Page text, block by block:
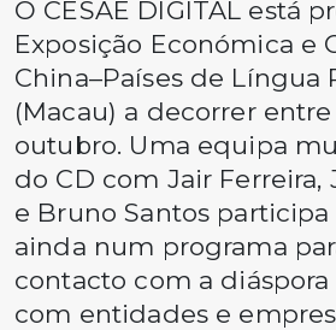
O CESAE DIGITAL está
Exposição Económica e
China–Países de Língua
(Macau) a decorrer entre
outubro. Uma equipa
do CD com Jair Ferreira,
e Bruno Santos
ainda num programa
contacto com a
com entidades e